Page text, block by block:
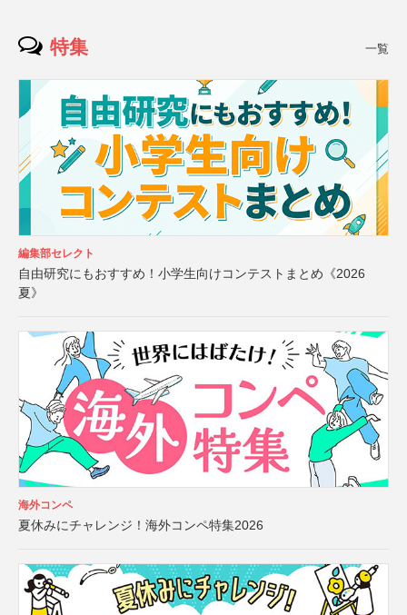
特集 一覧
編集部セレクト
自由研究にもおすすめ！小学生向けコンテストまとめ《2026
夏》
海外コンペ
夏休みにチャレンジ！海外コンペ特集2026